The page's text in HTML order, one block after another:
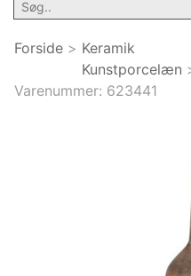
Forside > Keramik
Kunstporcelæn
Varenummer: 623441